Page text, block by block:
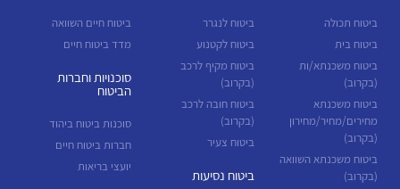
ביטוח תכולה
ביטוח בית
ביטוח משכנתא/ות
(בקרוב)
ביטוח משכנתא
מחירים/מחיר/מחירון
(בקרוב)
ביטוח משכנתא השוואה
(בקרוב)
ביטוח לנגרר
ביטוח לקטנוע
ביטוח מקיף לרכב
(בקרוב)
ביטוח חובה לרכב
(בקרוב)
ביטוח צעיר
ביטוח נסיעות
ביטוח חיים השוואה
מדד ביטוח חיים
סוכנויות וחברות
הביטוח
סוכנות ביטוח ביהוד
חברות ביטוח חיים
יועצי בריאות